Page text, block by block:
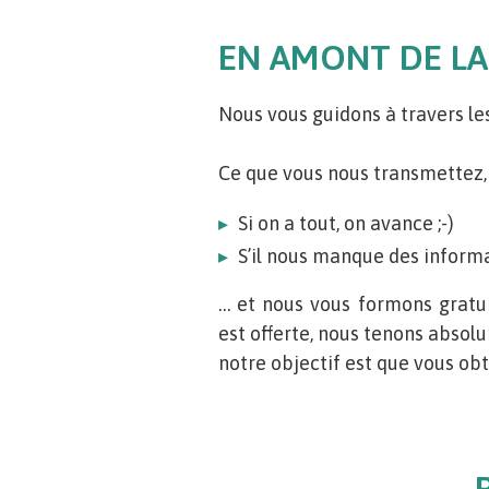
EN AMONT DE
Nous vous guidons à travers
Ce que vous nous transmettez,
Si on a tout, on avance ;-)
S’il nous manque des
… et nous vous formons
est offerte, nous tenons
notre objectif est que vous